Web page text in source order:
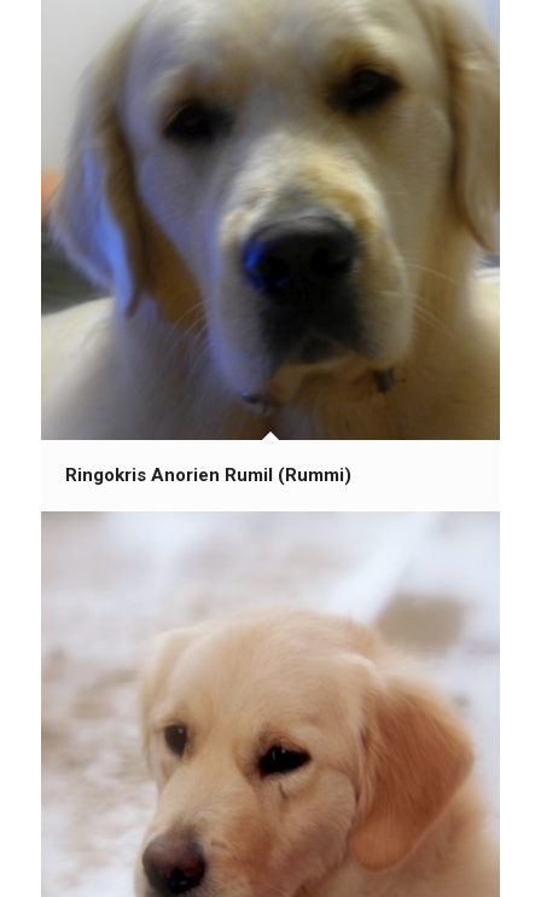
Ringokris Anorien Rumil (Rummi)